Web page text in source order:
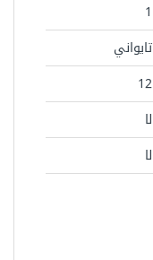
1
تايواني
12
لا
لا